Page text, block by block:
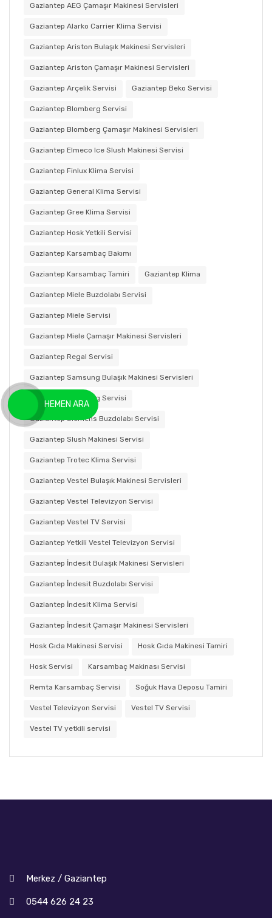
Gaziantep AEG Çamaşır Makinesi Servisleri
Gaziantep Alarko Carrier Klima Servisi
Gaziantep Ariston Bulaşık Makinesi Servisleri
Gaziantep Ariston Çamaşır Makinesi Servisleri
Gaziantep Arçelik Servisi Gaziantep Beko Servisi
Gaziantep Blomberg Servisi
Gaziantep Blomberg Çamaşır Makinesi Servisleri
Gaziantep Elmeco Ice Slush Makinesi Servisi
Gaziantep Finlux Klima Servisi
Gaziantep General Klima Servisi
Gaziantep Gree Klima Servisi
Gaziantep Hosk Yetkili Servisi
Gaziantep Karsambaç Bakımı
Gaziantep Karsambaç Tamiri Gaziantep Klima
Gaziantep Miele Buzdolabı Servisi
Gaziantep Miele Servisi
Gaziantep Miele Çamaşır Makinesi Servisleri
Gaziantep Regal Servisi
Gaziantep Samsung Bulaşık Makinesi Servisleri
Gaziantep Samsung Servisi
Gaziantep Siemens Buzdolabı Servisi
Gaziantep Slush Makinesi Servisi
Gaziantep Trotec Klima Servisi
Gaziantep Vestel Bulaşık Makinesi Servisleri
Gaziantep Vestel Televizyon Servisi
Gaziantep Vestel TV Servisi
Gaziantep Yetkili Vestel Televizyon Servisi
Gaziantep İndesit Bulaşık Makinesi Servisleri
Gaziantep İndesit Buzdolabı Servisi
Gaziantep İndesit Klima Servisi
Gaziantep İndesit Çamaşır Makinesi Servisleri
Hosk Gıda Makinesi Servisi Hosk Gıda Makinesi Tamiri
Hosk Servisi Karsambaç Makinası Servisi
Remta Karsambaç Servisi Soğuk Hava Deposu Tamiri
Vestel Televizyon Servisi Vestel TV Servisi
Vestel TV yetkili servisi
Merkez / Gaziantep
0544 626 24 23
HEMEN ARA